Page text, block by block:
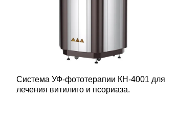
Система УФ-фототерапии КН-4001 для
лечения витилиго и псориаза.